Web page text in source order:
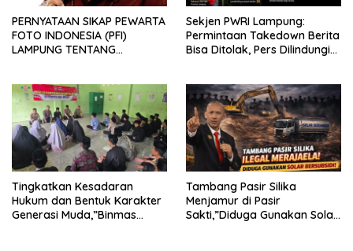
PERNYATAAN SIKAP PEWARTA
FOTO INDONESIA (PFI)
LAMPUNG TENTANG
TERHADAP JURNALIS DI
PENGADILAN NEGERI
TANJUNG KARANG.
Sekjen PWRI Lampung:
Permintaan Takedown Berita
Bisa Ditolak, Pers Dilindungi
Tingkatkan Kesadaran
Hukum dan Bentuk Karakter
Generasi Muda,”Binmas
Tambang Pasir Silika
Menjamur di Pasir
Sakti,”Diduga Gunakan Solar